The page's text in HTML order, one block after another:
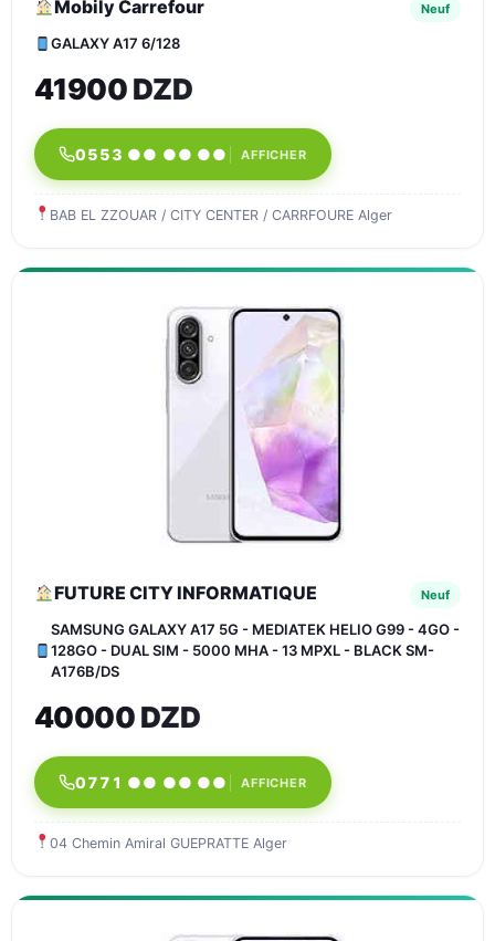
Mobily Carrefour Neuf
GALAXY A17 6/128
41900 DZD
0553 ●● ●● ●● AFFICHER
BAB EL ZZOUAR / CITY CENTER / CARRFOURE Alger
FUTURE CITY INFORMATIQUE Neuf
SAMSUNG GALAXY A17 5G - MEDIATEK HELIO G99 - 4GO -
128GO - DUAL SIM - 5000 MHA - 13 MPXL - BLACK SM-
A176B/DS
40000 DZD
0771 ●● ●● ●● AFFICHER
04 Chemin Amiral GUEPRATTE Alger